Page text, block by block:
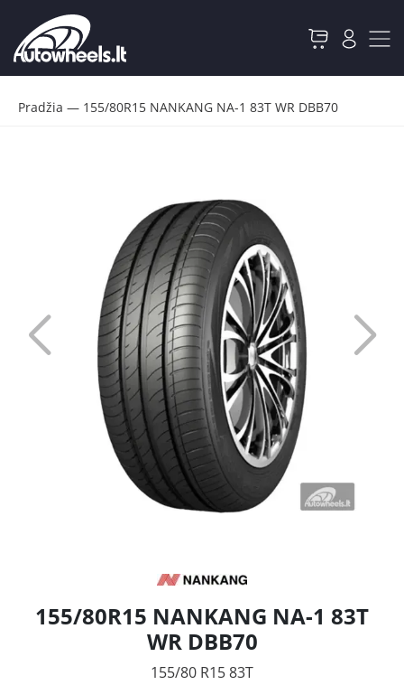
Pradžia — 155/80R15 NANKANG NA-1 83T WR DBB70
155/80R15 NANKANG NA-1 83T
WR DBB70
155/80 R15 83T